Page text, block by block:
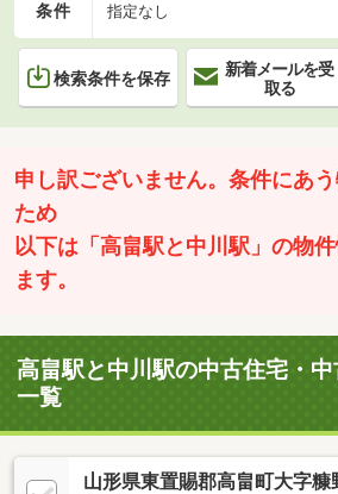
条件 指定なし
検索条件を保存
新着メールを受
取る
申し訳ございません。条件にあ
ため
以下は「高畠駅と中川駅」の物
ます。
高畠駅と中川駅の中古住宅・
一覧
山形県東置賜郡高畠町大字糠